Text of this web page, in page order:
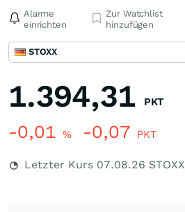
Alarme
einrichten
Zur Watchlist
hinzufügen
STOXX
1.394,31 PKT
-0,01 % -0,07 PKT
Letzter Kurs 07.08.26 STOXX